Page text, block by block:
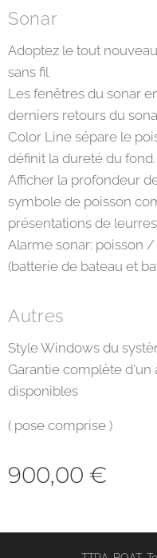
Sonar
Adoptez le tout
sans fil
Les fenêtres du sonar
derniers retours du
Color Line sépare le
définit la dureté du fond.
Afficher la profondeur
symbole de poisson
présentations de
Alarme sonar: poisson
(batterie de bateau et
Autres
Style Windows du
Garantie complète d'un
disponibles
( pose comprise )
900,00 €